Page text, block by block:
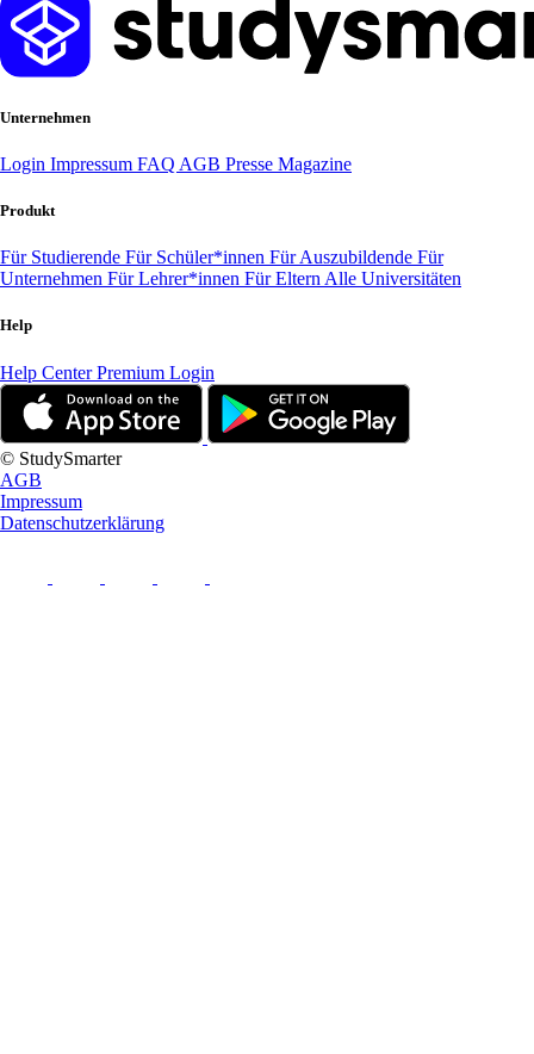
Unternehmen
Login Impressum FAQ AGB Presse Magazine
Produkt
Für Studierende Für Schüler*innen Für Auszubildende Für
Unternehmen Für Lehrer*innen Für Eltern Alle Universitäten
Help
Help CenterPremium Login
© StudySmarter
AGB
Impressum
Datenschutzerklärung